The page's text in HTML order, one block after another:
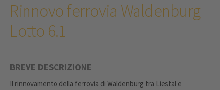
Rinnovo ferrovia Waldenburg
Lotto 6.1
BREVE DESCRIZIONE
Il rinnovamento della ferrovia di Waldenburg tra Liestal e